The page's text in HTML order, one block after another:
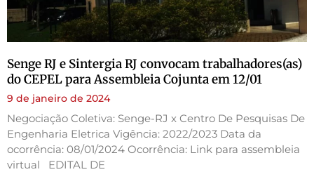
Senge RJ e Sintergia RJ convocam trabalhadores(as)
do CEPEL para Assembleia Cojunta em 12/01
9 de janeiro de 2024
Negociação Coletiva: Senge-RJ x Centro De Pesquisas De
Engenharia Eletrica Vigência: 2022/2023 Data da
ocorrência: 08/01/2024 Ocorrência: Link para assembleia
virtual EDITAL DE